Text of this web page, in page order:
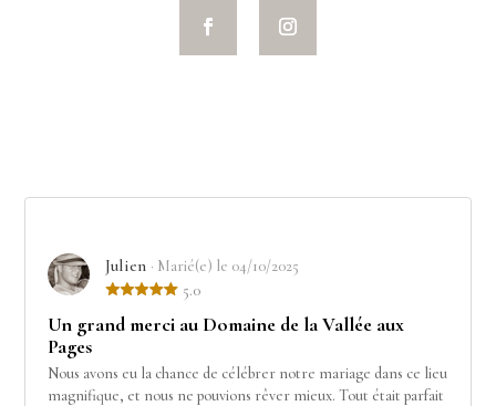
Julien · Marié(e) le 04/10/2025
5.0
Un grand merci au Domaine de la Vallée aux
Pages
Nous avons eu la chance de célébrer notre mariage dans ce lieu
magnifique, et nous ne pouvions rêver mieux. Tout était parfait